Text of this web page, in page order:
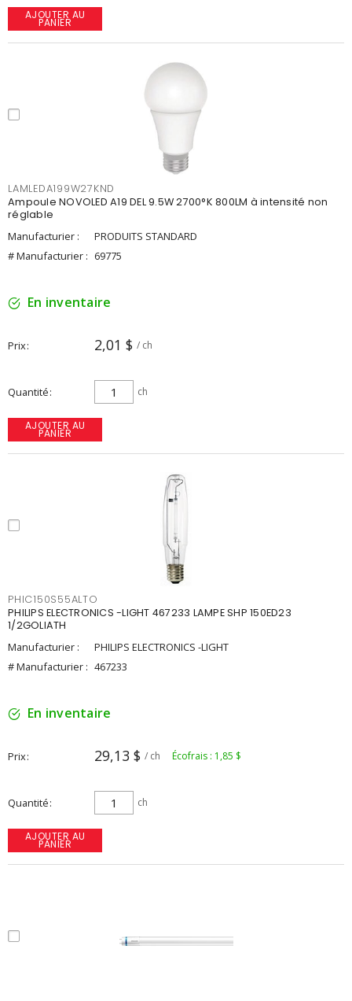
AJOUTER AU
PANIER
LAMLEDA199W27KND
Ampoule NOVOLED A19 DEL 9.5W 2700°K 800LM à intensité non
réglable
Manufacturier :
PRODUITS STANDARD
# Manufacturier : 69775
En inventaire
Prix 2,01 $ / ch
Quantité ch
AJOUTER AU
PANIER
PHIC150S55ALTO
PHILIPS ELECTRONICS -LIGHT 467233 LAMPE SHP 150ED23
1/2GOLIATH
Manufacturier :
PHILIPS ELECTRONICS -LIGHT
# Manufacturier : 467233
En inventaire
Prix 29,13 $ / ch Écofrais : 1,85 $
Quantité ch
AJOUTER AU
PANIER